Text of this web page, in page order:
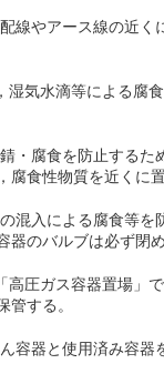
線やアース線の近く
気水滴等による腐
・腐食を防止するた
腐食性物質を近くに置
混入による腐食等を
器のバルブは必ず閉め
圧ガス容器置場」
管する。
容器と使用済み容器